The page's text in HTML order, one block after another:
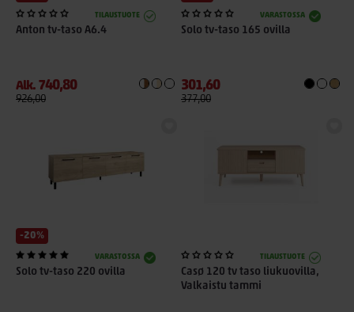
TILAUSTUOTE
Anton tv-taso A6.4
Alk. 740,80
926,00
VARASTOSSA
Solo tv-taso 165 ovilla
301,60
377,00
-20%
VARASTOSSA
Solo tv-taso 220 ovilla
TILAUSTUOTE
Casø 120 tv taso liukuovilla,
Valkaistu tammi